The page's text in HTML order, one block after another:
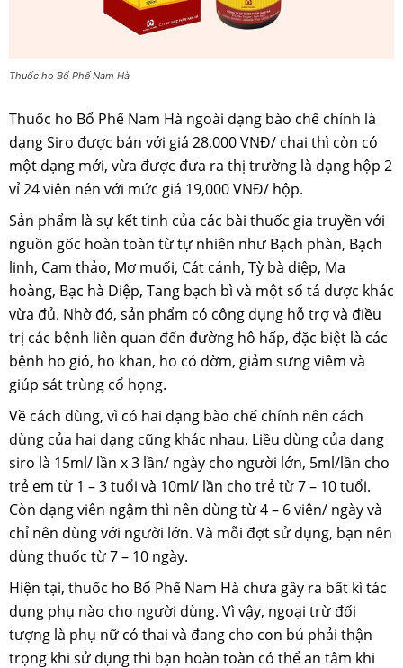
Thuốc ho Bổ Phế Nam Hà
Thuốc ho Bổ Phế Nam Hà ngoài dạng bào chế chính là
dạng Siro được bán với giá 28,000 VNĐ/ chai thì còn có
một dạng mới, vừa được đưa ra thị trường là dạng hộp 2
vỉ 24 viên nén với mức giá 19,000 VNĐ/ hộp.
Sản phẩm là sự kết tinh của các bài thuốc gia truyền với
nguồn gốc hoàn toàn từ tự nhiên như Bạch phàn, Bạch
linh, Cam thảo, Mơ muối, Cát cánh, Tỳ bà diệp, Ma
hoàng, Bạc hà Diệp, Tang bạch bì và một số tá dược khác
vừa đủ. Nhờ đó, sản phẩm có công dụng hỗ trợ và điều
trị các bệnh liên quan đến đường hô hấp, đặc biệt là các
bệnh ho gió, ho khan, ho có đờm, giảm sưng viêm và
giúp sát trùng cổ họng.
Về cách dùng, vì có hai dạng bào chế chính nên cách
dùng của hai dạng cũng khác nhau. Liều dùng của dạng
siro là 15ml/ lần x 3 lần/ ngày cho người lớn, 5ml/lần cho
trẻ em từ 1 – 3 tuổi và 10ml/ lần cho trẻ từ 7 – 10 tuổi.
Còn dạng viên ngậm thì nên dùng từ 4 – 6 viên/ ngày và
chỉ nên dùng với người lớn. Và mỗi đợt sử dụng, bạn nên
dùng thuốc từ 7 – 10 ngày.
Hiện tại, thuốc ho Bổ Phế Nam Hà chưa gây ra bất kì tác
dụng phụ nào cho người dùng. Vì vậy, ngoại trừ đối
tượng là phụ nữ có thai và đang cho con bú phải thận
trọng khi sử dụng thì bạn hoàn toàn có thể an tâm khi